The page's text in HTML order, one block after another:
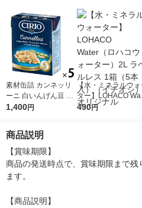
素材缶詰 カンネッリ
ーニ 白いんげん豆 水
煮 380g 1セット（5
1,400円
【水・ミネラルウォ
ター】LOHACO
r（ロハコウォータ
490円
商品説明
【賞味期限】
商品の発送時点で、賞味期限まで
ます。
【商品説明】